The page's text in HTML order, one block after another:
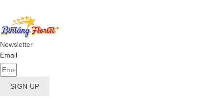
Newsletter
Email
SIGN UP